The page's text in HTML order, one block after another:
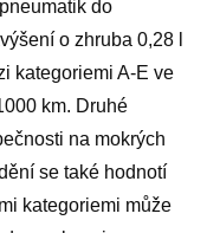
do
o zhruba 0,28 l
kategoriemi A-E ve
km. Druhé
na mokrých
se také hodnotí
kategoriemi může